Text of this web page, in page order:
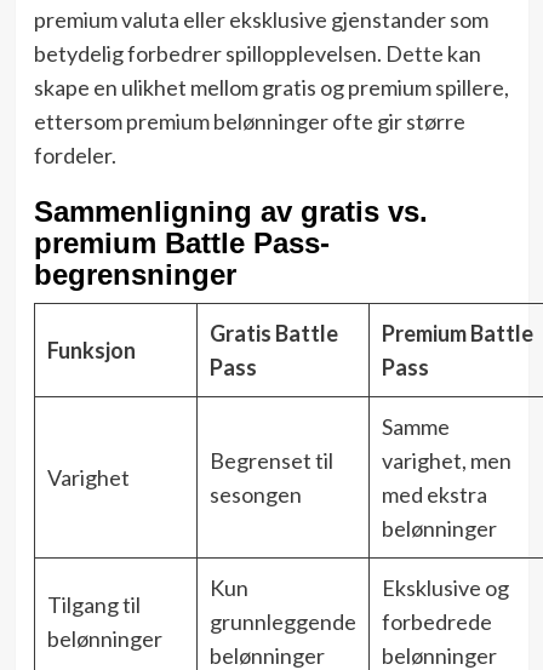
premium valuta eller eksklusive gjenstander som
betydelig forbedrer spillopplevelsen. Dette kan
skape en ulikhet mellom gratis og premium spillere,
ettersom premium belønninger ofte gir større
fordeler.
Sammenligning av gratis vs.
premium Battle Pass-
begrensninger
Funksjon
Gratis Battle
Pass
Premium Battle
Pass
Varighet
Begrenset til
sesongen
Samme
varighet, men
med ekstra
belønninger
Tilgang til
belønninger
Kun
grunnleggende
belønninger
Eksklusive og
forbedrede
belønninger